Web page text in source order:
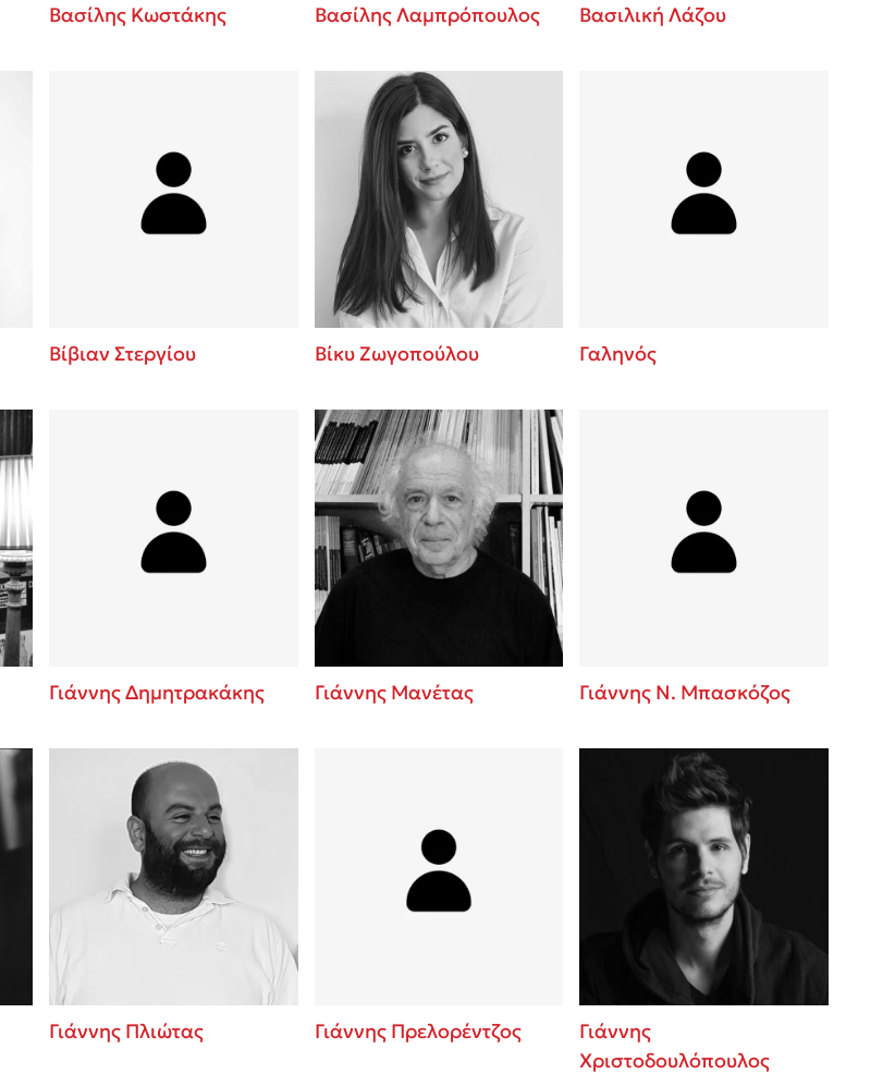
Βασίλης Κωστάκης Βασίλης Λαμπρόπουλος Βασιλική Λάζου
Βίβιαν Στεργίου Βίκυ Ζωγοπούλου Γαληνός
Γιάννης Δημητρακάκης Γιάννης Μανέτας Γιάννης Ν. Μπασκόζος
Γιάννης Πλιώτας Γιάννης Πρελορέντζος
Γιάννης
Χριστοδουλόπουλος